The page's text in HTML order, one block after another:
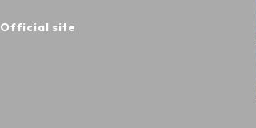
Official site